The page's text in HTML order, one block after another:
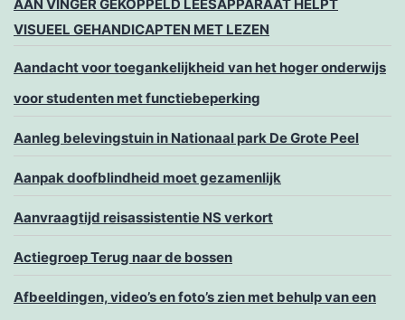
AAN VINGER GEKOPPELD LEESAPPARAAT HELPT
VISUEEL GEHANDICAPTEN MET LEZEN
Aandacht voor toegankelijkheid van het hoger onderwijs
voor studenten met functiebeperking
Aanleg belevingstuin in Nationaal park De Grote Peel
Aanpak doofblindheid moet gezamenlijk
Aanvraagtijd reisassistentie NS verkort
Actiegroep Terug naar de bossen
Afbeeldingen, video’s en foto’s zien met behulp van een